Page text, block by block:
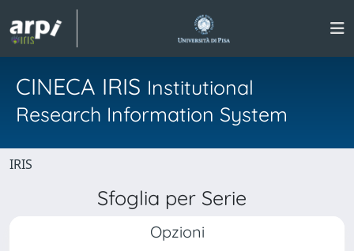
CINECA IRIS Institutional
Research Information System
IRIS
Sfoglia per Serie
Opzioni